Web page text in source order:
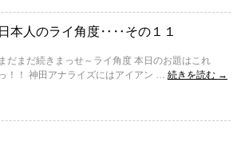
日本人のライ角度‥‥その１１
まだまだ続きまっせ～ライ角度 本日のお題はこれ
っ！！ 神田アナライズにはアイアン … 続きを読む →